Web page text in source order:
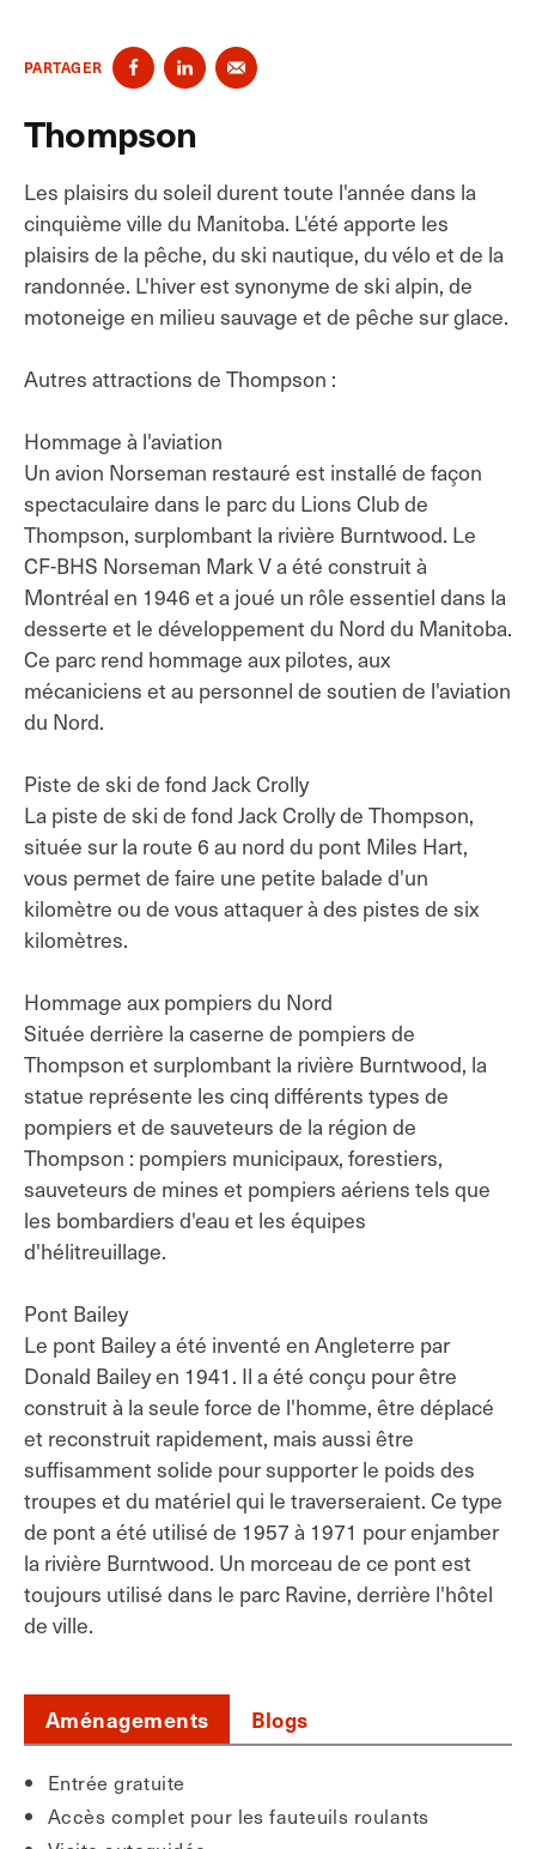
PARTAGER
Thompson
Les plaisirs du soleil durent toute l'année dans la
cinquième ville du Manitoba. L'été apporte les
plaisirs de la pêche, du ski nautique, du vélo et de la
randonnée. L'hiver est synonyme de ski alpin, de
motoneige en milieu sauvage et de pêche sur glace.
Autres attractions de Thompson :
Hommage à l'aviation
Un avion Norseman restauré est installé de façon
spectaculaire dans le parc du Lions Club de
Thompson, surplombant la rivière Burntwood. Le
CF-BHS Norseman Mark V a été construit à
Montréal en 1946 et a joué un rôle essentiel dans la
desserte et le développement du Nord du Manitoba.
Ce parc rend hommage aux pilotes, aux
mécaniciens et au personnel de soutien de l'aviation
du Nord.
Piste de ski de fond Jack Crolly
La piste de ski de fond Jack Crolly de Thompson,
située sur la route 6 au nord du pont Miles Hart,
vous permet de faire une petite balade d'un
kilomètre ou de vous attaquer à des pistes de six
kilomètres.
Hommage aux pompiers du Nord
Située derrière la caserne de pompiers de
Thompson et surplombant la rivière Burntwood, la
statue représente les cinq différents types de
pompiers et de sauveteurs de la région de
Thompson : pompiers municipaux, forestiers,
sauveteurs de mines et pompiers aériens tels que
les bombardiers d'eau et les équipes
d'hélitreuillage.
Pont Bailey
Le pont Bailey a été inventé en Angleterre par
Donald Bailey en 1941. Il a été conçu pour être
construit à la seule force de l'homme, être déplacé
et reconstruit rapidement, mais aussi être
suffisamment solide pour supporter le poids des
troupes et du matériel qui le traverseraient. Ce type
de pont a été utilisé de 1957 à 1971 pour enjamber
la rivière Burntwood. Un morceau de ce pont est
toujours utilisé dans le parc Ravine, derrière l'hôtel
de ville.
Aménagements Blogs
Entrée gratuite
Accès complet pour les fauteuils roulants